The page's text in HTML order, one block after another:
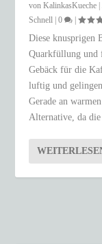
vonKalinkasKueche |
Schnell |0 |
Diese knusprigen
Quarkfüllung und
Gebäck für die
luftig und
Gerade an
Alternative, da